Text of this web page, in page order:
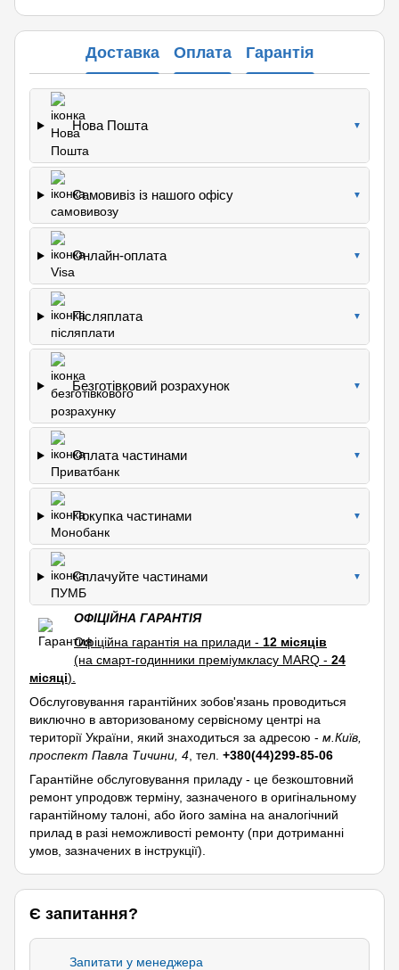
Доставка Оплата Гарантія
Нова Пошта ▼
Самовивіз із нашого офісу ▼
Онлайн-оплата ▼
Післяплата ▼
Безготівковий розрахунок ▼
Оплата частинами ▼
Покупка частинами ▼
Сплачуйте частинами ▼
ОФІЦІЙНА ГАРАНТІЯ
Офіційна гарантія на прилади - 12 місяців
(на смарт-годинники преміумкласу MARQ - 24
місяці).
Обслуговування гарантійних зобов'язань проводиться
виключно в авторизованому сервісному центрі на
території України, який знаходиться за адресою - м.Київ,
проспект Павла Тичини, 4 , тел. +380(44)299-85-06
Гарантійне обслуговування приладу - це безкоштовний
ремонт упродовж терміну, зазначеного в оригінальному
гарантійному талоні, або його заміна на аналогічний
прилад в разі неможливості ремонту (при дотриманні
умов, зазначених в інструкції).
Є запитання?
Запитати у менеджера